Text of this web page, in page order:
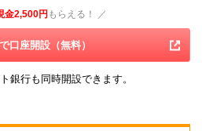
金2,500円 もらえる！ ／
口座開設（無料）
銀行も同時開設できます。